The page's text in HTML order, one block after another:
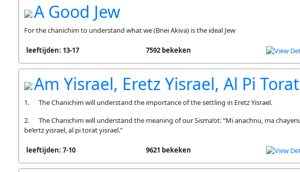
A Good Jew
For the chanichim to understand what we (Bnei Akiva) is the ideal Jew
leeftijden: 13-17 7592 bekeken
Am Yisrael, Eretz Yisrael, Al Pi
1. The Chanichim will understand the importance of the settling in Eretz Yisrael.
2. The Chanichim will understand the meaning of our Sisma’ot: “Mi anachnu, ma
be’ertz yisrael, al pi torat yisrael.”
leeftijden: 7-10 9621 bekeken